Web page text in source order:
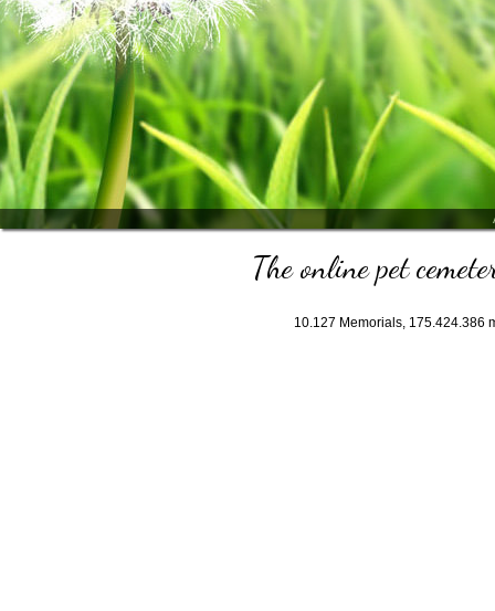
The online pet
10.127 Memorials, 175.424.386